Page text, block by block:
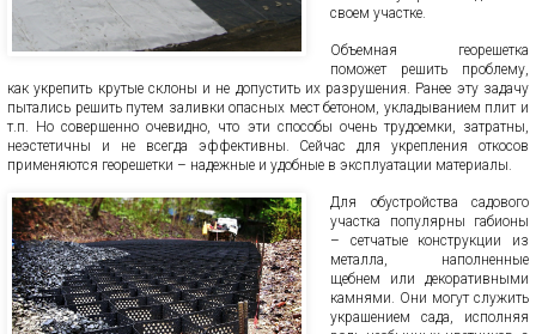
своем участке.
Объемная георешетка
поможет решить проблему,
как укрепить крутые склоны и не допустить их разрушения. Ранее эту задачу
пытались решить путем заливки опасных мест бетоном, укладыванием плит и
т.п. Но совершенно очевидно, что эти способы очень трудоемки, затратны,
неэстетичны и не всегда эффективны. Сейчас для укрепления откосов
применяются георешетки – надежные и удобные в эксплуатации материалы.
Для обустройства садового
участка популярны габионы
– сетчатые конструкции из
металла, наполненные
щебнем или декоративными
камнями. Они могут служить
украшением сада, исполняя